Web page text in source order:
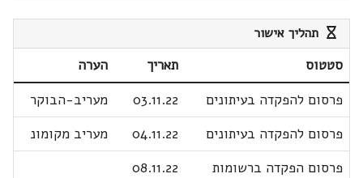
תהליך אישור
סטטוס תאריך
הערה
פרסום להפקדה בעיתונים
03.11.22
מעריב-הבוקר
פרסום להפקדה בעיתונים
04.11.22
מעריב מקומונ
פרסום הפקדה ברשומות
08.11.22